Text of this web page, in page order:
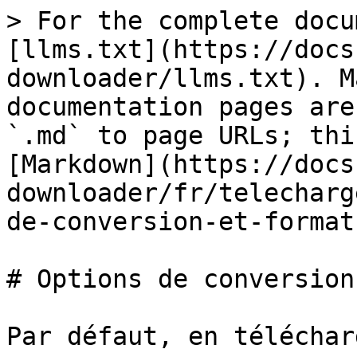
> For the complete
[llms.txt](https://
downloader/llms.txt).
documentation pages
`.md` to page URLs;
[Markdown](https://
downloader/fr/
de-conversion-et-
# Options de
Par défaut, en